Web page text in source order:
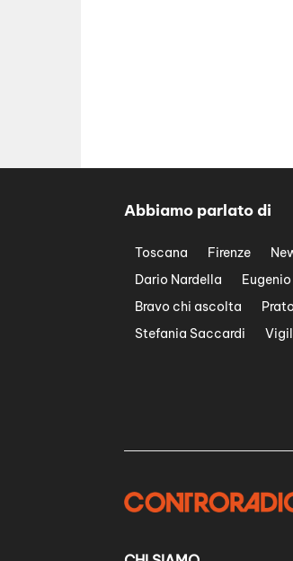
Abbiamo parlato di
Toscana Firenze
Dario Nardella
Bravo chi ascolta
Prato
Stefania Saccardi